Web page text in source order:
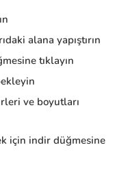
alana yapıştırın
tıklayın
ve boyutları
için indir düğmesine